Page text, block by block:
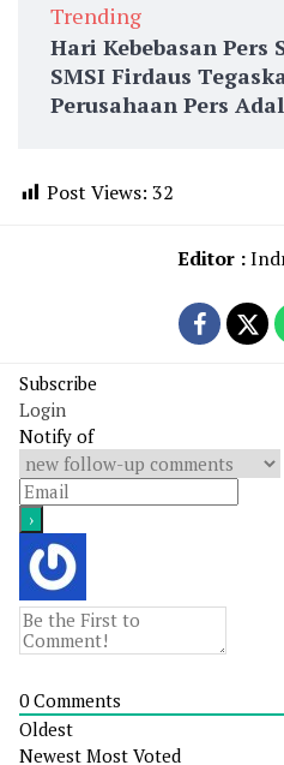
Trending
Hari Kebebasan Pers
SMSI Firdaus
Perusahaan Pers
Post Views: 32
Editor :
Subscribe
Login
Notify of
0Comments
Oldest
Newest Most Voted